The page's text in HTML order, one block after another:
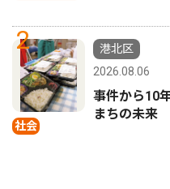
2
社会
港北区
2026.08.06
事件から10
まちの未来